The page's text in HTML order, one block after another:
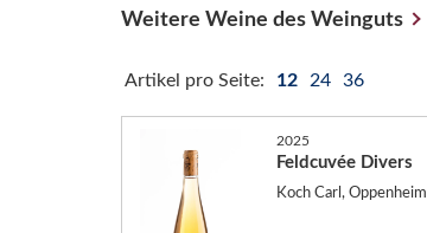
Weitere Weine des Weinguts
Artikel pro Seite: 12 24 36
2025
Feldcuvée Divers
Koch Carl, Oppenheim